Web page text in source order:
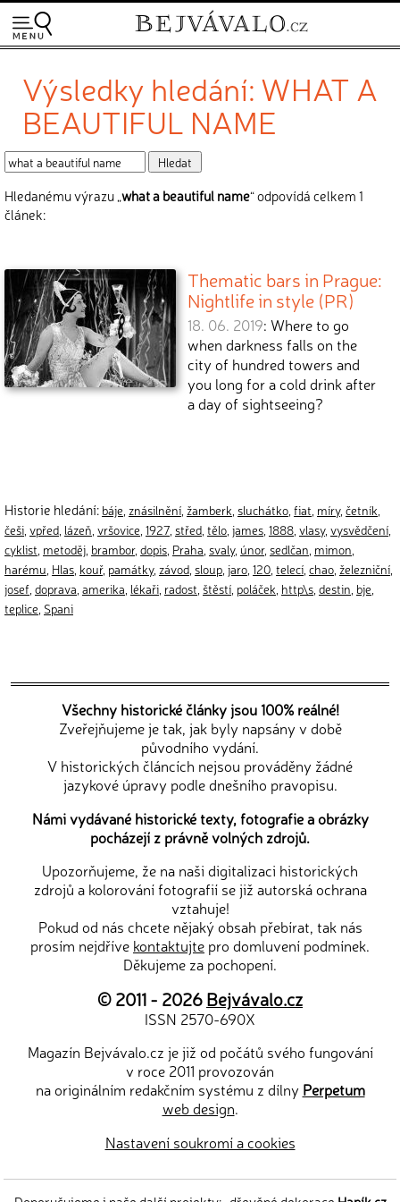
Výsledky hledání: WHAT A
BEAUTIFUL NAME
Hledanému výrazu „what a beautiful name“ odpovídá celkem 1
článek:
Thematic bars in Prague:
Nightlife in style (PR)
18. 06. 2019: Where to go
when darkness falls on the
city of hundred towers and
you long for a cold drink after
a day of sightseeing?
Historie hledání: báje znásilnění žamberk sluchátko fiat míry, četník
češi vpřed lázeň vršovice 1927 střed tělo james 1888 vlasy, vysvědčení
cyklist metoděj brambor, dopis Praha svaly, únor, sedlčan mimon
harému Hlas kouř, památky, závod sloup jaro 120 telecí chao železniční
josef doprava amerika lékaři radost štěstí poláček http\s destin bje
teplice Spani
Všechny historické články jsou 100% reálné!
Zveřejňujeme je tak, jak byly napsány v době
původního vydání.
V historických článcích nejsou prováděny žádné
jazykové úpravy podle dnešního pravopisu.
Námi vydávané historické texty, fotografie a obrázky
pocházejí z právně volných zdrojů.
Upozorňujeme, že na naši digitalizaci historických
zdrojů a kolorování fotografií se již autorská ochrana
vztahuje!
Pokud od nás chcete nějaký obsah přebírat, tak nás
prosím nejdříve kontaktujte pro domluvení podmínek.
Děkujeme za pochopení.
© 2011 - 2026Bejvávalo.cz
ISSN 2570-690X
Magazín Bejvávalo.cz je již od počátů svého fungování
v roce 2011 provozován
na originálním redakčním systému z dílny Perpetum
web design.
Nastavení soukromí a cookies